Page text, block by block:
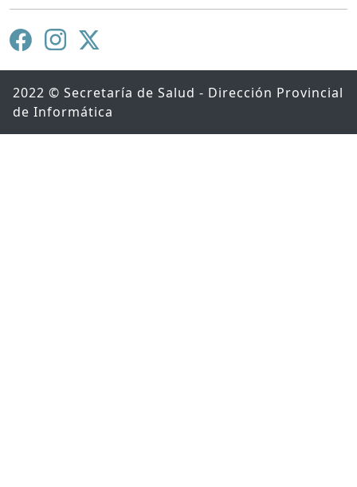
2022 © Secretaría de Salud - Dirección Provincial
de Informática